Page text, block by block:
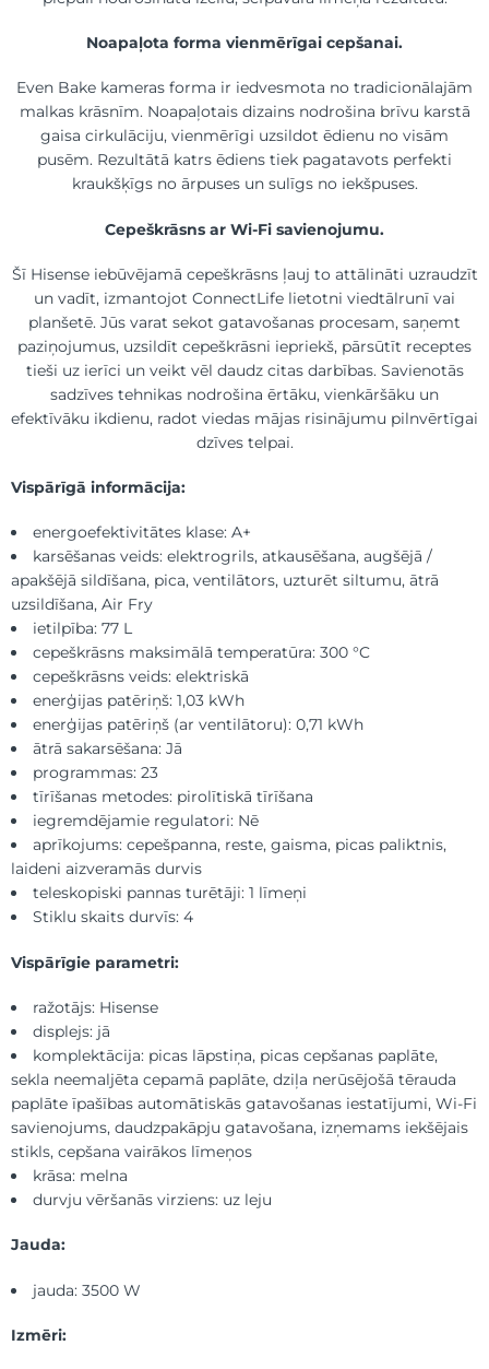
Noapaļota forma vienmērīgai cepšanai.
Even Bake kameras forma ir iedvesmota no tradicionālajām
malkas krāsnīm. Noapaļotais dizains nodrošina brīvu karstā
gaisa cirkulāciju, vienmērīgi uzsildot ēdienu no visām
pusēm. Rezultātā katrs ēdiens tiek pagatavots perfekti
kraukšķīgs no ārpuses un sulīgs no iekšpuses.
Cepeškrāsns ar Wi-Fi savienojumu.
Šī Hisense iebūvējamā cepeškrāsns ļauj to attālināti uzraudzīt
un vadīt, izmantojot ConnectLife lietotni viedtālrunī vai
planšetē. Jūs varat sekot gatavošanas procesam, saņemt
paziņojumus, uzsildīt cepeškrāsni iepriekš, pārsūtīt receptes
tieši uz ierīci un veikt vēl daudz citas darbības. Savienotās
sadzīves tehnikas nodrošina ērtāku, vienkāršāku un
efektīvāku ikdienu, radot viedas mājas risinājumu pilnvērtīgai
dzīves telpai.
Vispārīgā informācija:
energoefektivitātes klase: A+
karsēšanas veids: elektrogrils, atkausēšana, augšējā /
apakšējā sildīšana, pica, ventilātors, uzturēt siltumu, ātrā
uzsildīšana, Air Fry
ietilpība: 77 L
cepeškrāsns maksimālā temperatūra: 300 °C
cepeškrāsns veids: elektriskā
enerģijas patēriņš: 1,03 kWh
enerģijas patēriņš (ar ventilātoru): 0,71 kWh
ātrā sakarsēšana: Jā
programmas: 23
tīrīšanas metodes: pirolītiskā tīrīšana
iegremdējamie regulatori: Nē
aprīkojums: cepešpanna, reste, gaisma, picas paliktnis,
laideni aizveramās durvis
teleskopiski pannas turētāji: 1 līmeņi
Stiklu skaits durvīs: 4
Vispārīgie parametri:
ražotājs: Hisense
displejs: jā
komplektācija: picas lāpstiņa, picas cepšanas paplāte,
sekla neemaljēta cepamā paplāte, dziļa nerūsējošā tērauda
paplāte īpašības automātiskās gatavošanas iestatījumi, Wi-Fi
savienojums, daudzpakāpju gatavošana, izņemams iekšējais
stikls, cepšana vairākos līmeņos
krāsa: melna
durvju vēršanās virziens: uz leju
Jauda:
jauda: 3500 W
Izmēri: